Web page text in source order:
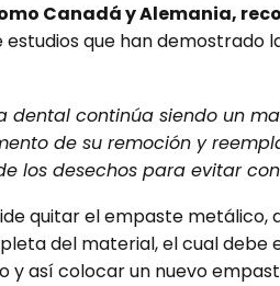
Canadá y Alemania,
estudios que han demostrado
continúa siendo un
de su remoción y
los desechos para evitar
quitar el empaste metálico,
del material, el cual debe
así colocar un nuevo